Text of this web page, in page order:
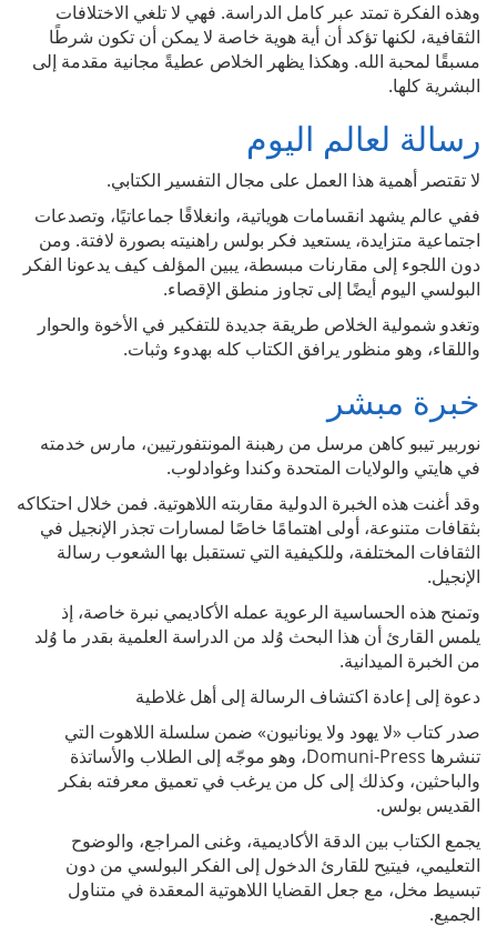
وهذه الفكرة تمتد عبر كامل الدراسة. فهي لا تلغي الاختلافات
الثقافية، لكنها تؤكد أن أية هوية خاصة لا يمكن أن تكون شرطًا
مسبقًا لمحبة الله. وهكذا يظهر الخلاص عطيةً مجانية مقدمة إلى
البشرية كلها.
رسالة لعالم اليوم
لا تقتصر أهمية هذا العمل على مجال التفسير الكتابي.
ففي عالم يشهد انقسامات هوياتية، وانغلاقًا جماعاتيًا، وتصدعات
اجتماعية متزايدة، يستعيد فكر بولس راهنيته بصورة لافتة. ومن
دون اللجوء إلى مقارنات مبسطة، يبين المؤلف كيف يدعونا الفكر
البولسي اليوم أيضًا إلى تجاوز منطق الإقصاء.
وتغدو شمولية الخلاص طريقة جديدة للتفكير في الأخوة والحوار
واللقاء، وهو منظور يرافق الكتاب كله بهدوء وثبات.
خبرة مبشر
نوربير تيبو كاهن مرسل من رهبنة المونتفورتيين، مارس خدمته
في هايتي والولايات المتحدة وكندا وغوادلوب.
وقد أغنت هذه الخبرة الدولية مقاربته اللاهوتية. فمن خلال احتكاكه
بثقافات متنوعة، أولى اهتمامًا خاصًا لمسارات تجذر الإنجيل في
الثقافات المختلفة، وللكيفية التي تستقبل بها الشعوب رسالة
الإنجيل.
وتمنح هذه الحساسية الرعوية عمله الأكاديمي نبرة خاصة، إذ
يلمس القارئ أن هذا البحث وُلد من الدراسة العلمية بقدر ما وُلد
من الخبرة الميدانية.
دعوة إلى إعادة اكتشاف الرسالة إلى أهل غلاطية
صدر كتاب «لا يهود ولا يونانيون» ضمن سلسلة اللاهوت التي
تنشرها Domuni-Press، وهو موجّه إلى الطلاب والأساتذة
والباحثين، وكذلك إلى كل من يرغب في تعميق معرفته بفكر
القديس بولس.
يجمع الكتاب بين الدقة الأكاديمية، وغنى المراجع، والوضوح
التعليمي، فيتيح للقارئ الدخول إلى الفكر البولسي من دون
تبسيط مخل، مع جعل القضايا اللاهوتية المعقدة في متناول
الجميع.